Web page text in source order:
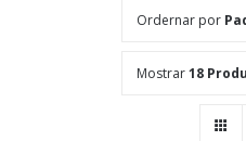
Ordernar por
Mostrar18